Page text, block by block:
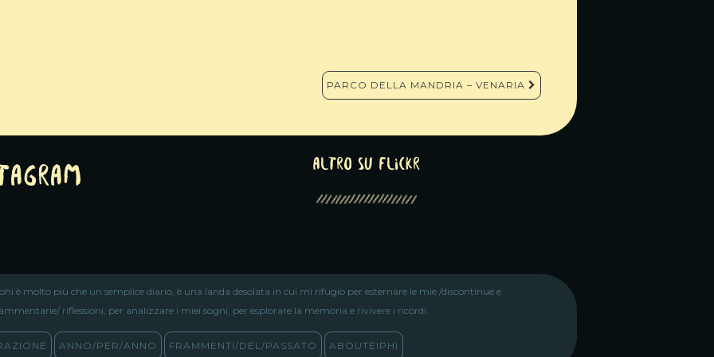
PARCO DELLA MANDRIA – VENARIA
altro su Flickr
è molto più che un semplice diario, è una landa desolata in cui mi rifugio per esternare le mie /discontinue e
riflessioni, per analizzare i miei sogni, per esplorare la memoria e rivivere i ricordi.
ANNO/PER/ANNO FRAMMENTI/DEL/PASSATO ABOUTEIPHI